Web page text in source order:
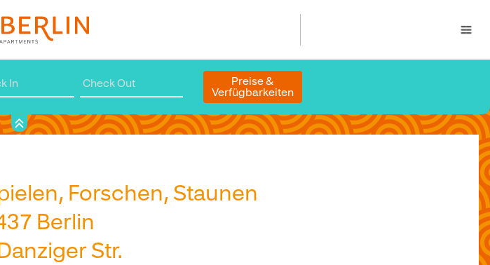
Preise &
Verfügbarkeiten
buchen
Forschen, Staunen
Berlin
Str.